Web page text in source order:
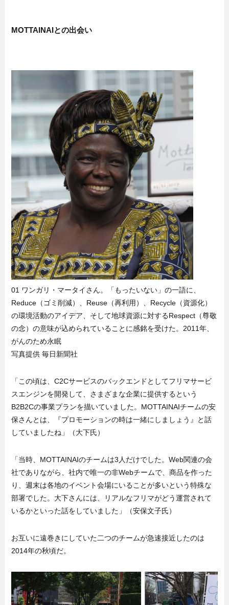
MOTTAINAIとの出会い
01 ワンガリ・マータイさん。「もったいない」の一語に、
Reduce（ゴミ削減）、Reuse（再利用）、Recycle（資源化）
の環境活動のアイデア、そして地球資源に対するRespect（尊敬
の念）の意味が込められていることに感銘を受けた。2011年、
がんのため永眠
写真提供 毎日新聞社
「この頃は、C2Cサービスのバックエンドとしてフリマサービ
スエンジンを開発して、さまざまな企業に提供するという
B2B2Cの事業プランを描いていました。MOTTAINAIチームの安
保さんとは、『プロモーションの時は一緒にしましょう』と話
していましたね」（大下氏）
「当時、MOTTAINAIのチームは3人だけでした。Web関連の会
社でありながら、社内で唯一の非Webチームで、商品を作った
り、週末は各地のイベント会場にいることが多いという特殊な
部署でした。大下さんには、リアルなフリマがどう運営されて
いるかといった話をしていました」（安保文子氏）
お互いに遠巻きにしていた二つのチームが急速接近したのは
2014年の秋頃だ。